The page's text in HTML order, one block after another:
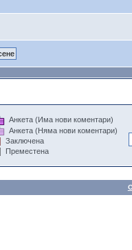
Анкета (Има нови коментари)
Анкета (Няма нови коментари)
Заключена
Преместена